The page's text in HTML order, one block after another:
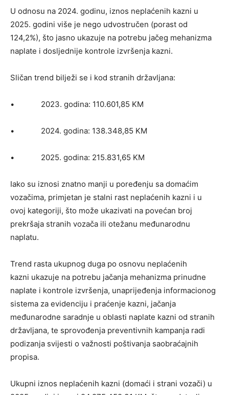
U odnosu na 2024. godinu, iznos neplaćenih kazni u
2025. godini više je nego udvostručen (porast od
124,2%), što jasno ukazuje na potrebu jačeg mehanizma
naplate i dosljednije kontrole izvršenja kazni.
Sličan trend bilježi se i kod stranih državljana:
• 2023. godina: 110.601,85 KM
• 2024. godina: 138.348,85 KM
• 2025. godina: 215.831,65 KM
Iako su iznosi znatno manji u poređenju sa domaćim
vozačima, primjetan je stalni rast neplaćenih kazni i u
ovoj kategoriji, što može ukazivati na povećan broj
prekršaja stranih vozača ili otežanu međunarodnu
naplatu.
Trend rasta ukupnog duga po osnovu neplaćenih
kazni ukazuje na potrebu jačanja mehanizma prinudne
naplate i kontrole izvršenja, unaprijeđenja informacionog
sistema za evidenciju i praćenje kazni, jačanja
međunarodne saradnje u oblasti naplate kazni od stranih
državljana, te sprovođenja preventivnih kampanja radi
podizanja svijesti o važnosti poštivanja saobraćajnih
propisa.
Ukupni iznos neplaćenih kazni (domaći i strani vozači) u